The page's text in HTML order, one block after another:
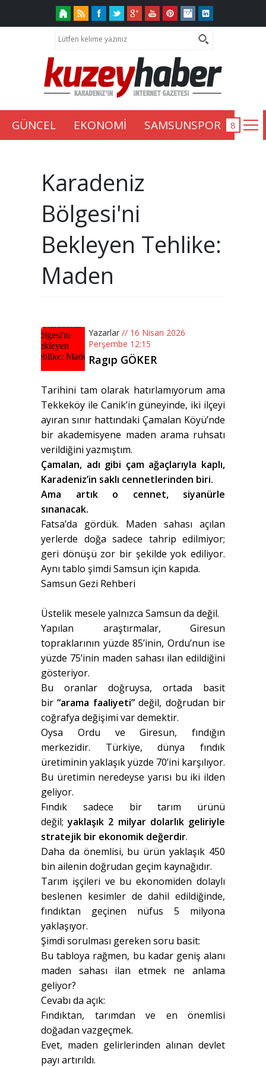
GÜNCEL EKONOMİ SAMSUNSPOR
Karadeniz
Bölgesi'ni
Bekleyen Tehlike:
Maden
Yazarlar // 16 Nisan 2026
Perşembe 12:15
Ragıp GÖKER
Tarihini tam olarak hatırlamıyorum ama
Tekkeköy ile Canik’in güneyinde, iki ilçeyi
ayıran sınır hattındaki Çamalan Köyü’nde
bir akademisyene maden arama ruhsatı
verildiğini yazmıştım.
Çamalan, adı gibi çam ağaçlarıyla kaplı,
Karadeniz’in saklı cennetlerinden biri.
Ama artık o cennet, siyanürle
sınanacak.
Fatsa’da gördük. Maden sahası açılan
yerlerde doğa sadece tahrip edilmiyor;
geri dönüşü zor bir şekilde yok ediliyor.
Aynı tablo şimdi Samsun için kapıda.
Samsun Gezi Rehberi
Üstelik mesele yalnızca Samsun da değil.
Yapılan araştırmalar, Giresun
topraklarının yüzde 85’inin, Ordu’nun ise
yüzde 75’inin maden sahası ilan edildiğini
gösteriyor.
Bu oranlar doğruysa, ortada basit
bir“arama faaliyeti”değil, doğrudan bir
coğrafya değişimi var demektir.
Oysa Ordu ve Giresun, fındığın
merkezidir. Türkiye, dünya fındık
üretiminin yaklaşık yüzde 70’ini karşılıyor.
Bu üretimin neredeyse yarısı bu iki ilden
geliyor.
Fındık sadece bir tarım ürünü
değil;yaklaşık 2 milyar dolarlık geliriyle
stratejik bir ekonomik değerdir.
Daha da önemlisi, bu ürün yaklaşık 450
bin ailenin doğrudan geçim kaynağıdır.
Tarım işçileri ve bu ekonomiden dolaylı
beslenen kesimler de dahil edildiğinde,
fındıktan geçinen nüfus 5 milyona
yaklaşıyor.
Şimdi sorulması gereken soru basit:
Bu tabloya rağmen, bu kadar geniş alanı
maden sahası ilan etmek ne anlama
geliyor?
Cevabı da açık:
Fındıktan, tarımdan ve en önemlisi
doğadan vazgeçmek.
Evet, maden gelirlerinden alınan devlet
payı artırıldı.